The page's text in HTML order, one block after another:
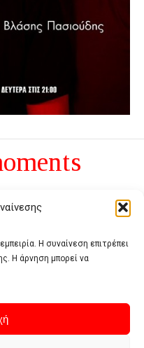
Η συναίνεση επιτρέπει
Η άρνηση μπορεί να
είναι το αντίθετο της